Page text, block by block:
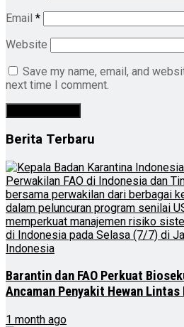
Email *
Website
Save my name, email, and
next time I comment.
Berita Terbaru
Barantin dan FAO Perkuat
Ancaman Penyakit Hewan Lintas
1 month ago